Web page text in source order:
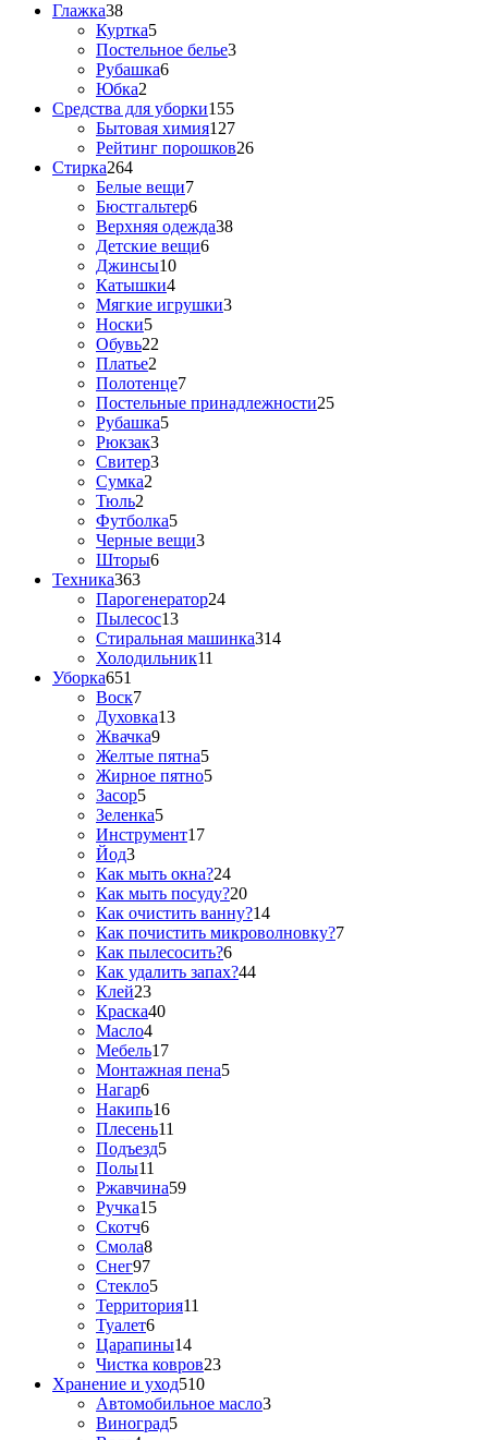
Глажка38
Куртка5
Постельное белье3
Рубашка6
Юбка2
Средства для уборки155
Бытовая химия127
Рейтинг порошков26
Стирка264
Белые вещи7
Бюстгальтер6
Верхняя одежда38
Детские вещи6
Джинсы10
Катышки4
Мягкие игрушки3
Носки5
Обувь22
Платье2
Полотенце7
Постельные принадлежности25
Рубашка5
Рюкзак3
Свитер3
Сумка2
Тюль2
Футболка5
Черные вещи3
Шторы6
Техника363
Парогенератор24
Пылесос13
Стиральная машинка314
Холодильник11
Уборка651
Воск7
Духовка13
Жвачка9
Желтые пятна5
Жирное пятно5
Засор5
Зеленка5
Инструмент17
Йод3
Как мыть окна?24
Как мыть посуду?20
Как очистить ванну?14
Как почистить микроволновку?7
Как пылесосить?6
Как удалить запах?44
Клей23
Краска40
Масло4
Мебель17
Монтажная пена5
Нагар6
Накипь16
Плесень11
Подъезд5
Полы11
Ржавчина59
Ручка15
Скотч6
Смола8
Снег97
Стекло5
Территория11
Туалет6
Царапины14
Чистка ковров23
Хранение и уход510
Автомобильное масло3
Виноград5